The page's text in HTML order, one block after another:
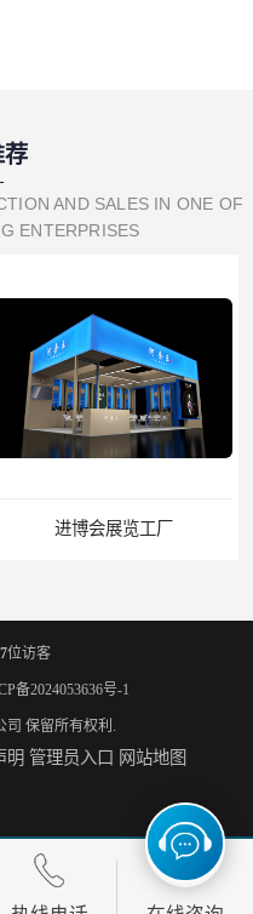
荐
AND SALES IN ONE OF
ENTERPRISES
进博会展览工厂
厨卫展展台搭建工厂
位访客
备2024053636号-1
司 保留所有权利.
明 管理员入口 网站地图